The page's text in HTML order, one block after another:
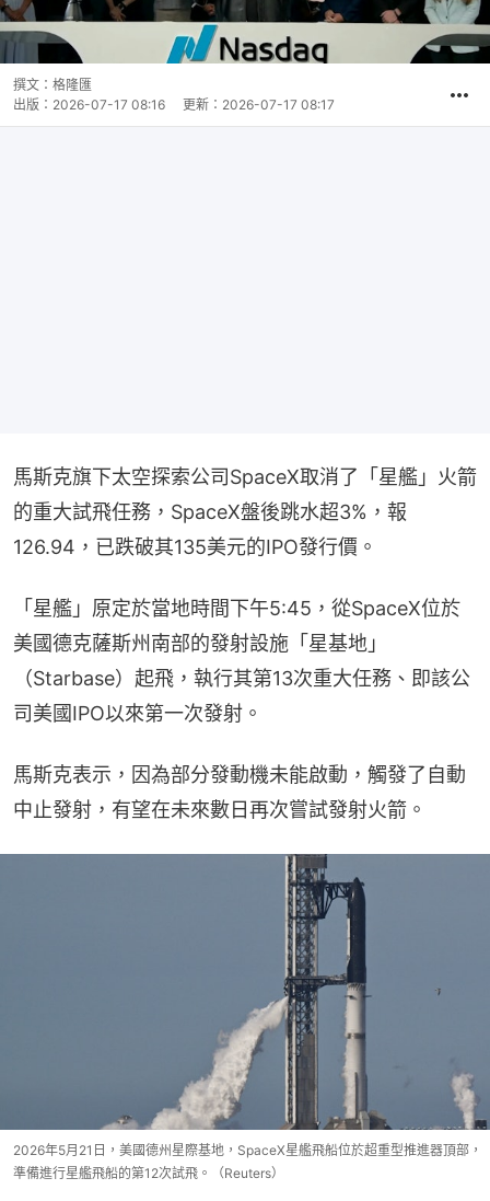
撰文： 格隆匯
出版： 2026-07-17 08:16 更新： 2026-07-17 08:17
馬斯克旗下太空探索公司SpaceX取消了「星艦」火箭
的重大試飛任務，SpaceX盤後跳水超3%，報
126.94，已跌破其135美元的IPO發行價。
「星艦」原定於當地時間下午5:45，從SpaceX位於
美國德克薩斯州南部的發射設施「星基地」
（Starbase）起飛，執行其第13次重大任務、即該公
司美國IPO以來第一次發射。
馬斯克表示，因為部分發動機未能啟動，觸發了自動
中止發射，有望在未來數日再次嘗試發射火箭。
2026年5月21日，美國德州星際基地，SpaceX星艦飛船位於超重型推進器頂部，
準備進行星艦飛船的第12次試飛。（Reuters）